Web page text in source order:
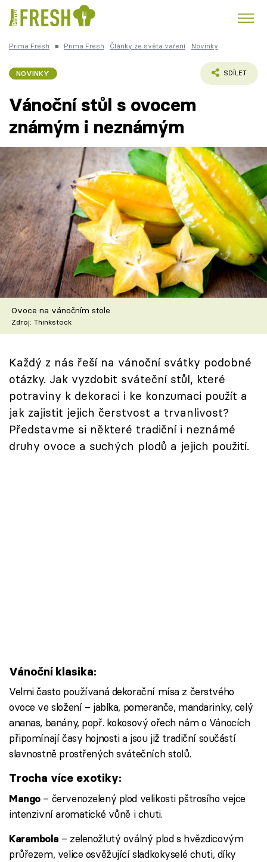
Česká kuchyně
Témata
Recepty
Články
TV Program
Škola vaření
Recepty z TV
Speciál: Cuketa
Těhotnej kuchař
Sledujte prima+
Přihlášení
Prima Fresh ■ Prima Fresh Články ze světa vaření Novinky
NOVINKY SDÍLET
Vánoční stůl s ovocem
známým i neznámým
Ovoce na vánočním stole
Zdroj: Thinkstock
Každý z nás řeší na vánoční svátky podobné
otázky. Jak vyzdobit sváteční stůl, které
potraviny k dekoraci i ke konzumaci použít a
jak zajistit jejich čerstvost a trvanlivost?
Představme si některé tradiční i neznámé
druhy ovoce a suchých plodů a jejich použití.
Vánoční klasika:
Velmi často používaná dekorační mísa z čerstvého
ovoce ve složení – jablka, pomeranče, mandarinky, celý
ananas, banány, popř. kokosový ořech nám o Vánocích
připomínají časy hojnosti a jsou již tradiční součástí
slavnostně prostřených svátečních stolů.
Trocha více exotiky:
Mango– červenozelený plod velikosti pštrosího vejce
intenzivní aromatické vůně i chuti.
Karambola – zelenožlutý oválný plod s hvězdicovým
průřezem, velice osvěžující sladkokyselé chuti, díky